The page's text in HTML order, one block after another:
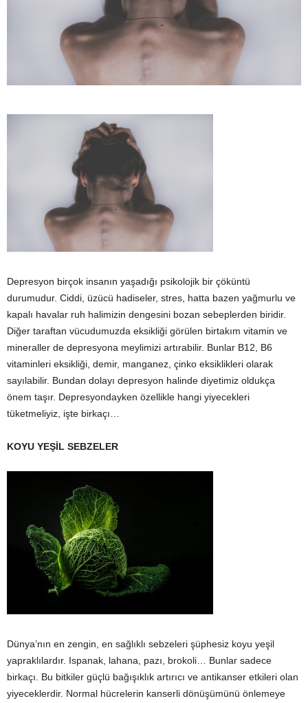
Depresyon birçok insanın yaşadığı psikolojik bir çöküntü
durumudur. Ciddi, üzücü hadiseler, stres, hatta bazen yağmurlu ve
kapalı havalar ruh halimizin dengesini bozan sebeplerden biridir.
Diğer taraftan vücudumuzda eksikliği görülen birtakım vitamin ve
mineraller de depresyona meylimizi artırabilir. Bunlar B12, B6
vitaminleri eksikliği, demir, manganez, çinko eksiklikleri olarak
sayılabilir. Bundan dolayı depresyon halinde diyetimiz oldukça
önem taşır. Depresyondayken özellikle hangi yiyecekleri
tüketmeliyiz, işte birkaçı…
KOYU YEŞİL SEBZELER
Dünya’nın en zengin, en sağlıklı sebzeleri şüphesiz koyu yeşil
yapraklılardır. Ispanak, lahana, pazı, brokoli… Bunlar sadece
birkaçı. Bu bitkiler güçlü bağışıklık artırıcı ve antikanser etkileri olan
yiyeceklerdir. Normal hücrelerin kanserli dönüşümünü önlemeye